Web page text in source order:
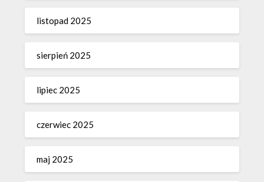
listopad 2025
sierpień 2025
lipiec 2025
czerwiec 2025
maj 2025